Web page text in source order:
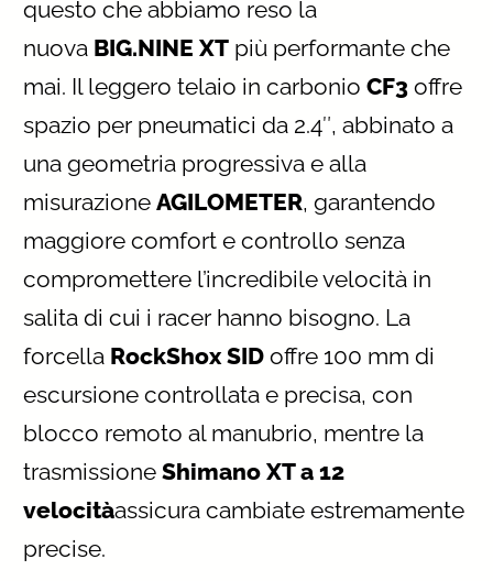
questo che abbiamo reso la
nuova BIG.NINE XT più performante che
mai. Il leggero telaio in carbonioCF3 offre
spazio per pneumatici da 2.4″, abbinato a
una geometria progressiva e alla
misurazioneAGILOMETER, garantendo
maggiore comfort e controllo senza
compromettere l’incredibile velocità in
salita di cui i racer hanno bisogno. La
forcella RockShox SID offre 100 mm di
escursione controllata e precisa, con
blocco remoto al manubrio, mentre la
trasmissioneShimano XT a 12
velocitàassicura cambiate estremamente
precise.